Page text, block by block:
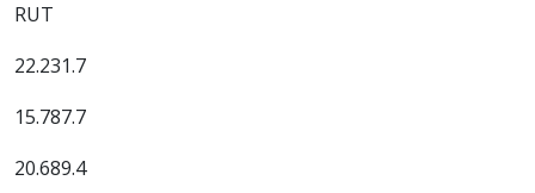
RUT
22.231.7
15.787.7
20.689.4